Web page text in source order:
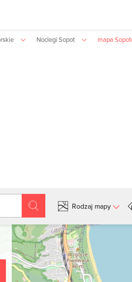
Noclegi Sopot mapa
Szukaj
Rodzaj mapy